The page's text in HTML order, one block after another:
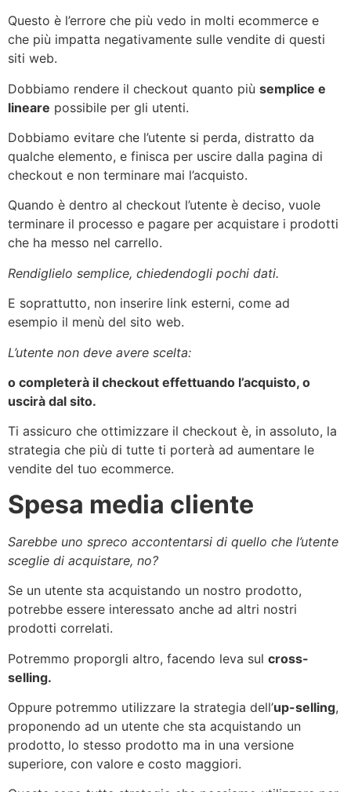
Questo è l’errore che più vedo in molti ecommerce e
che più impatta negativamente sulle vendite di questi
siti web.
Dobbiamo rendere il checkout quanto più semplice e
lineare possibile per gli utenti.
Dobbiamo evitare che l’utente si perda, distratto da
qualche elemento, e finisca per uscire dalla pagina di
checkout e non terminare mai l’acquisto.
Quando è dentro al checkout l’utente è deciso, vuole
terminare il processo e pagare per acquistare i prodotti
che ha messo nel carrello.
Rendiglielo semplice, chiedendogli pochi dati.
E soprattutto, non inserire link esterni, come ad
esempio il menù del sito web.
L’utente non deve avere scelta:
o completerà il checkout effettuando l’acquisto, o
uscirà dal sito.
Ti assicuro che ottimizzare il checkout è, in assoluto, la
strategia che più di tutte ti porterà ad aumentare le
vendite del tuo ecommerce.
Spesa media cliente
Sarebbe uno spreco accontentarsi di quello che l’utente
sceglie di acquistare, no?
Se un utente sta acquistando un nostro prodotto,
potrebbe essere interessato anche ad altri nostri
prodotti correlati.
Potremmo proporgli altro, facendo leva sul cross-
selling.
Oppure potremmo utilizzare la strategia dell’up-selling,
proponendo ad un utente che sta acquistando un
prodotto, lo stesso prodotto ma in una versione
superiore, con valore e costo maggiori.